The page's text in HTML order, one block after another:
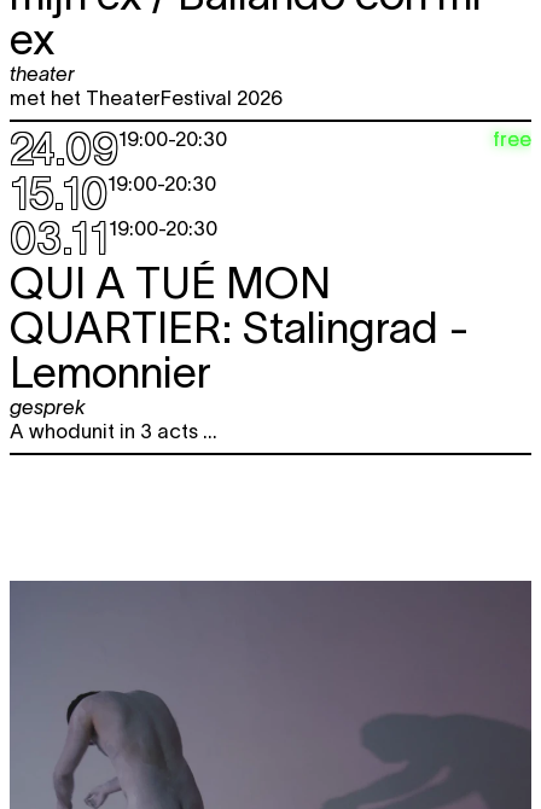
ex
theater
met het TheaterFestival 2026
24.0919:00-20:30
15.1019:00-20:30
03.1119:00-20:30
free
QUI A TUÉ MON
QUARTIER: Stalingrad -
Lemonnier
gesprek
A whodunit in 3 acts ...